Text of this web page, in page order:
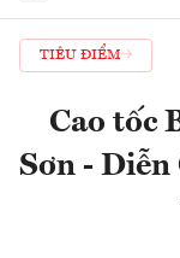
TIÊU ĐIỂM
Cao tốc
Sơn - Diễn